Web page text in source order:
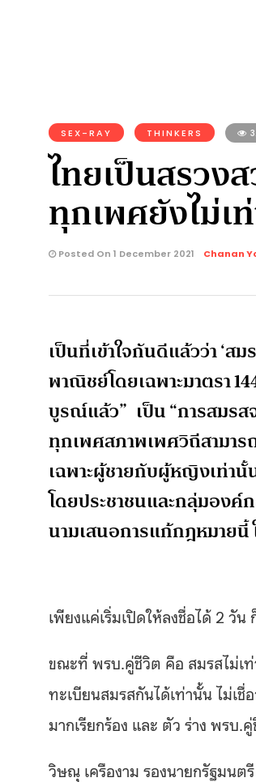
SEX-RAY THINKERS
ไทยเป็นสรวง
ทุกเพศยังไม่เ
Posted On 1 December 2021 Chanan
เป็นที่เข้าใจกันดีแล้วว่า ‘ส
พาณิชย์โดยเฉพาะมาตรา
บูรณ์แล้ว” เป็น “การสมร
ทุกเพศสภาพเพศวิถีสามาร
เฉพาะผู้ชายกับผู้หญิงเท่า
โดยประชาชนและกลุ่มองค์
นามเสนอการแก้กฎหมายนี้
เพียงแค่เริ่มเปิดให้ลงชื่อได้ 2 วั
ขณะที่ พรบ.คู่ชีวิต คือ สมรสไม่เท่
ทะเบียนสมรสกันได้เท่านั้น ไม่เ
มากเรียกร้อง และ ตัว ร่าง พรบ
วิษณุ เครืองาม รองนายกรัฐมนต